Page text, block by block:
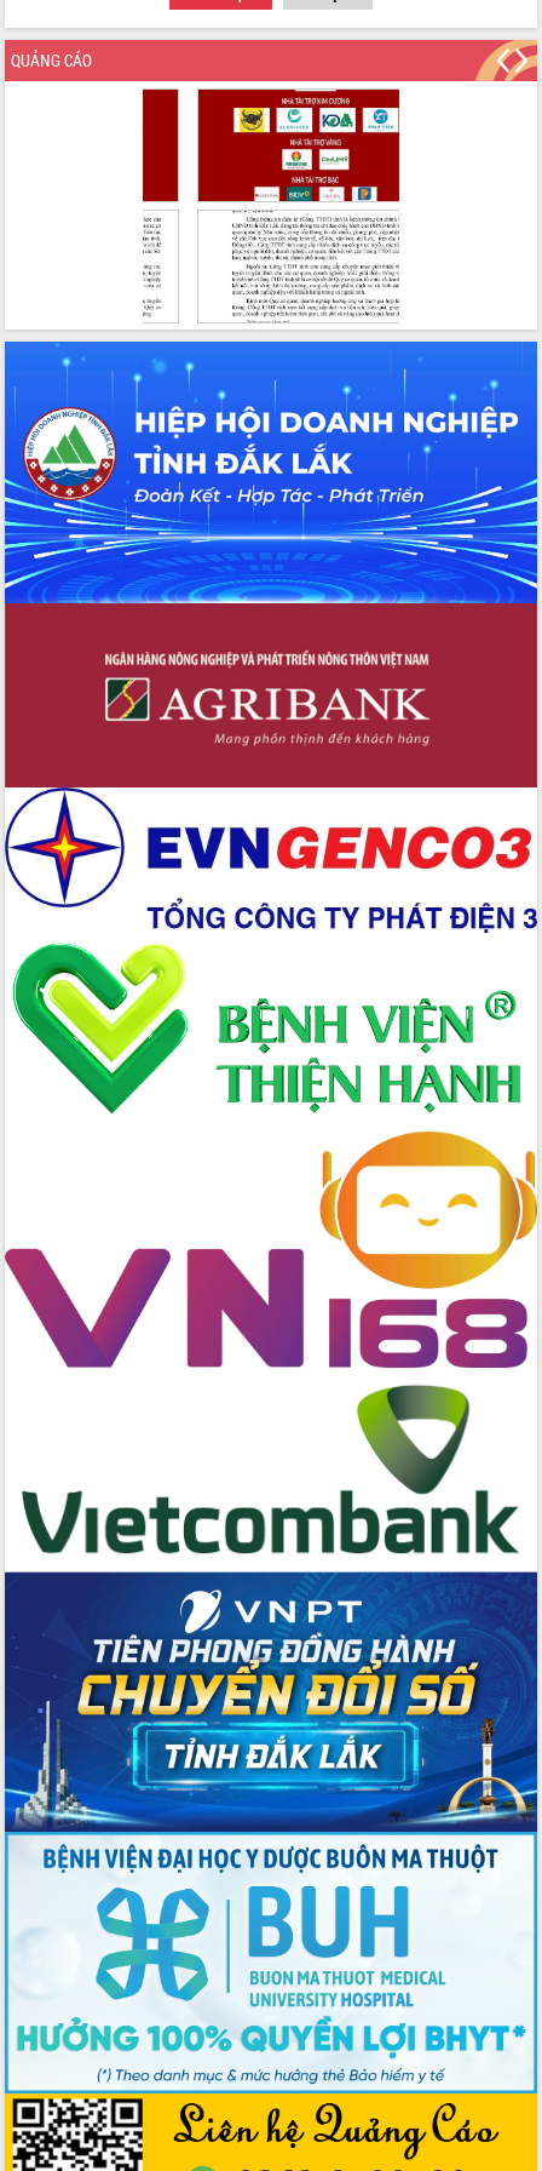
Tập huấn ứng dụng trí tuệ nhân tạo (AI)
trong thương mại điện tử năm 2026
Đoàn đại biểu Quốc hội tỉnh Đắk Lắk
trao đổi thông tin trước Kỳ họp thứ
Nâng cao hiệu lực, hiệu quả HĐND
tỉnh thông qua hiện đại hóa hành chính
Xã Ea Phê gắn cải cách hành chính với
Phó Chủ tịch Thường trực UBND tỉnh
Hồ Thị Nguyên Thảo làm việc tại Trung
tâm Phục vụ hành chính công xã Ea
Xây dựng nền hành chính số đồng
hành cùng nông dân dân, doanh nghiệp
Giai đoạn 2026-2030, Đắk Lắk phấn
đấu có 77% xã đạt chuẩn nông thôn
mới
Chuyển đổi số 'mở đường' cho nông
nghiệp Đắk Lắk tăng trưởng bứt phá
Triển khai đồng bộ đo đạc, lập hồ sơ
Ứng dụng sinh trắc học - Bước tiến
trong hành trình chuyển đổi số tại Đắk
Đảng từ Sổ tay đảng viên điện tử
Đắk Lắk đẩy mạnh nuôi biển công
nghệ, hướng tới phát triển thủy sản
bền vững
Tập huấn nâng cao năng lực triển khai
chuyển đổi số cho cán bộ, công chức
cấp xã
Đắk Lắk phát động hưởng ứng Ngày
Quyền của người tiêu dùng Việt Nam
2026
Đẩy mạnh cải cách hành chính, quyết
tâm đạt được mục tiêu tăng trưởng
hai con số trong năm 2026
Bệnh án điện tử thúc đẩy chuyển đổi
số y tế tại Đắk Lắk
Chuyển đổi số thư viện: Mở rộng
không gian tri thức trong thời đại số
Đánh giá, rút kinh nghiệm công tác tổ
Lắk gửi gắm niềm tin, kỳ vọng vào lá
phiếu
Đắk Lắk sẵn sàng các điều kiện cho
Ngày hội bầu cử đại biểu Quốc hội
khóa XVI và HĐND các cấp nhiệm kỳ
2026-2031
Đảm bảo cuộc bầu cử đại biểu Quốc
hội và đại biểu HĐND các cấp diễn ra
an toàn, hiệu quả, đúng quy định
Thủ tướng Chính phủ Phạm Minh Chính
kiểm tra, chỉ đạo hoàn thành các dự
án cao tốc và thăm khu tái định cư tại
Đắk Lắk
Sôi nổi Hội đua ngựa truyền thống Gò
Thì Thùng mừng Xuân Bính Ngọ 2026
Lãnh đạo tỉnh dâng hương tưởng niệm
tại Đập Đồng Cam đầu Xuân Bính Ngọ
Ngành nông nghiệp phấn đấu tăng
trưởng đạt 5,86% trong năm 2026
UBND tỉnh Đắk Lắk triển khai công tác
quốc phòng, quân sự địa phương năm
2026
Đắk Lắk tập trung toàn lực khắc phục
tồn tại IUU, sẵn sàng làm việc với
Đoàn thanh tra EC
Chủ tịch UBND tỉnh Tạ Anh Tuấn thăm,
QUẢNG CÁO